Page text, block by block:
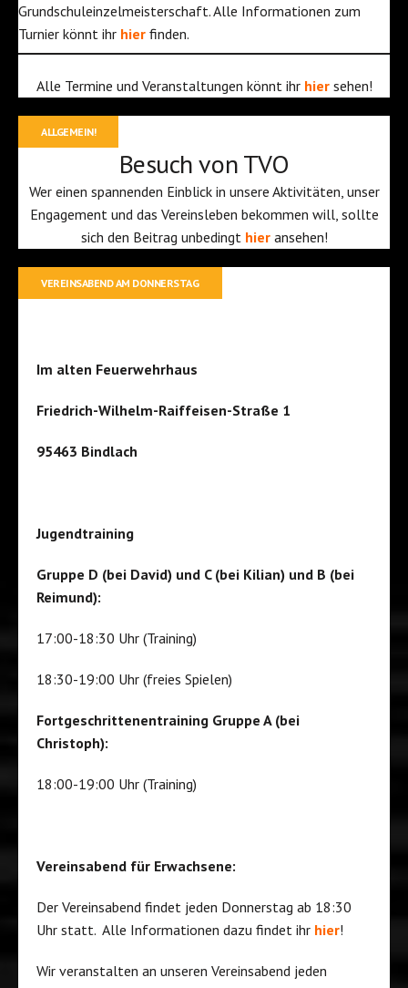
Grundschuleinzelmeisterschaft. Alle Informationen zum
Turnier könnt ihr hier finden.
Alle Termine und Veranstaltungen könnt ihr hier sehen!
ALLGEMEIN!
Besuch von TVO
Wer einen spannenden Einblick in unsere Aktivitäten, unser
Engagement und das Vereinsleben bekommen will, sollte
sich den Beitrag unbedingt hieransehen!
VEREINSABEND AM DONNERSTAG
Im alten Feuerwehrhaus
Friedrich-Wilhelm-Raiffeisen-Straße 1
95463 Bindlach
Jugendtraining
Gruppe D (bei David) und C (bei Kilian) und B (bei
Reimund):
17:00-18:30 Uhr (Training)
18:30-19:00 Uhr (freies Spielen)
Fortgeschrittenentraining Gruppe A (bei
Christoph):
18:00-19:00 Uhr (Training)
Vereinsabend für Erwachsene:
Der Vereinsabend findet jeden Donnerstag ab 18:30
Uhr statt. Alle Informationen dazu findet ihr hier!
Wir veranstalten an unseren Vereinsabend jeden